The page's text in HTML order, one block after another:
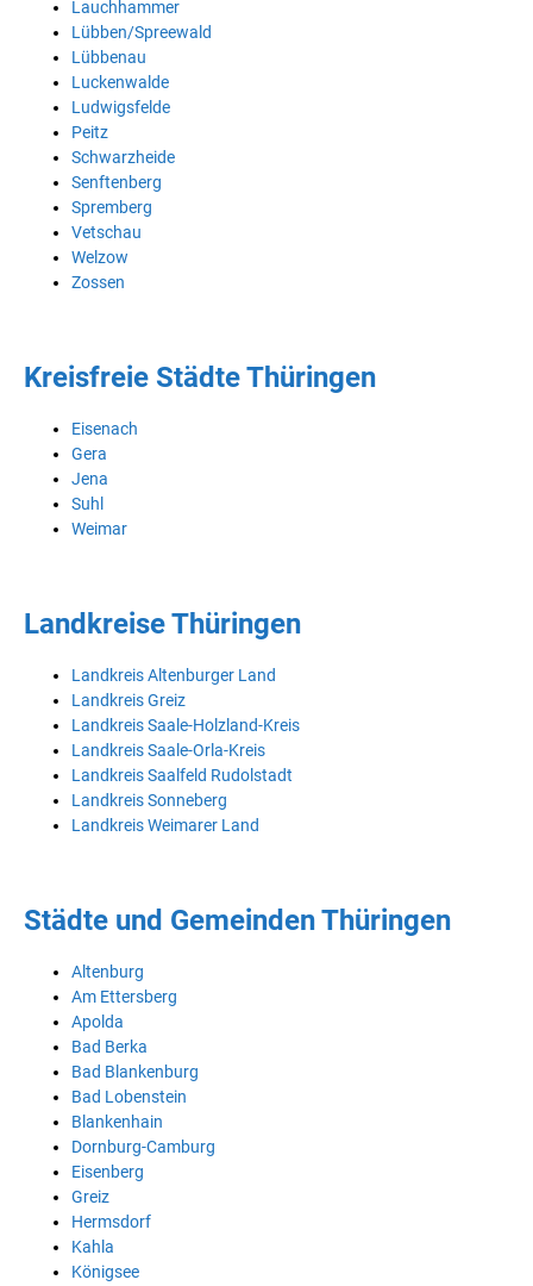
Lauchhammer
Lübben/Spreewald
Lübbenau
Luckenwalde
Ludwigsfelde
Peitz
Schwarzheide
Senftenberg
Spremberg
Vetschau
Welzow
Zossen
Kreisfreie Städte Thüringen
Eisenach
Gera
Jena
Suhl
Weimar
Landkreise Thüringen
Landkreis Altenburger Land
Landkreis Greiz
Landkreis Saale-Holzland-Kreis
Landkreis Saale-Orla-Kreis
Landkreis Saalfeld Rudolstadt
Landkreis Sonneberg
Landkreis Weimarer Land
Städte und Gemeinden Thüringen
Altenburg
Am Ettersberg
Apolda
Bad Berka
Bad Blankenburg
Bad Lobenstein
Blankenhain
Dornburg-Camburg
Eisenberg
Greiz
Hermsdorf
Kahla
Königsee